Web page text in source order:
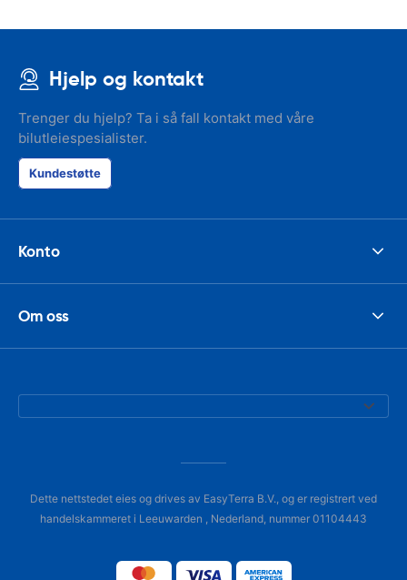
Hjelp og kontakt
Trenger du hjelp? Ta i så fall kontakt med våre
bilutleiespesialister.
Kundestøtte
Konto
Om oss
Dette nettstedet eies og drives av EasyTerra B.V., og er registrert ved
handelskammeret i Leeuwarden , Nederland, nummer 01104443